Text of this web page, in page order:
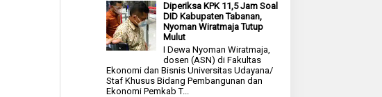
Diperiksa KPK 11,5 Jam Soal
DID Kabupaten Tabanan,
Nyoman Wiratmaja Tutup
Mulut
I Dewa Nyoman Wiratmaja,
dosen (ASN) di Fakultas
Ekonomi dan Bisnis Universitas Udayana/
Staf Khusus Bidang Pembangunan dan
Ekonomi Pemkab T...